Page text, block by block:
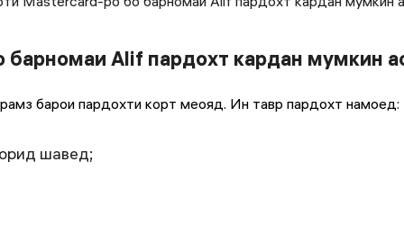
Alif пардохт кардан мумкин
барои пардохти корт меояд. Ин тавр пардохт намоед:
шавед;